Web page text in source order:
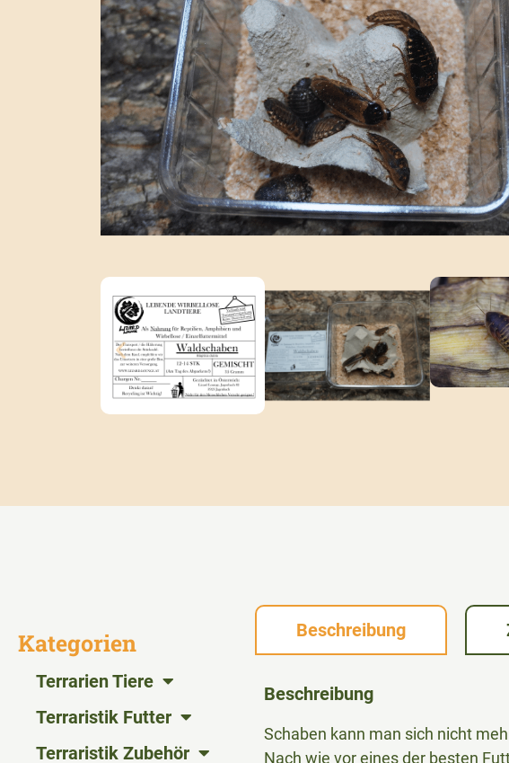
Kategorien
Terrarien Tiere
Terraristik Futter
Terraristik Zubehör
Beschreibung
Beschreibung
Schaben kann man sich nicht
Nach wie vor eines der besten